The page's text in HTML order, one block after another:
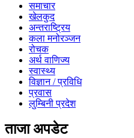
समाचार
खेलकुद
अन्तराष्ट्रिय
कला मनोरञ्जन
रोचक
अर्थ वाणिज्य
स्वास्थ्य
विज्ञान / प्रविधि
प्रवास
लुम्बिनी प्रदेश
ताजा अपडेट